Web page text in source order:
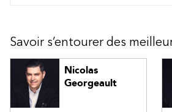
Exercice – Planifier un sommet client
Copilot Chat
Savoir s’entourer des
Nicolas
Georgeault